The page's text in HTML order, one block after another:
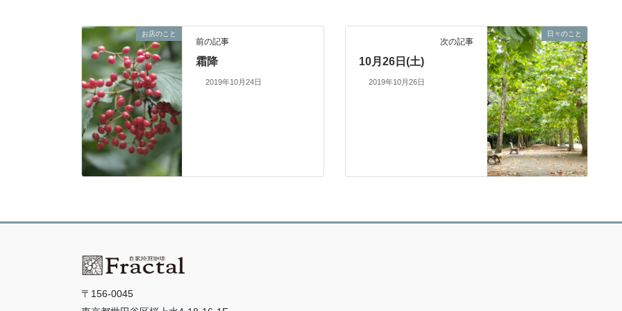
お店のこと
前の記事
霜降
2019年10月24日
日々のこと
次の記事
10月26日(土)
2019年10月26日
〒156-0045